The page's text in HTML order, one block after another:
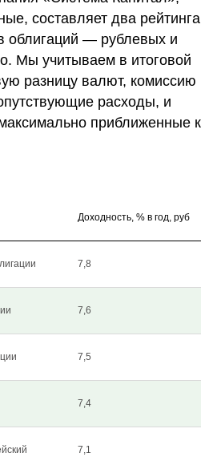
составляет два рейтинга
облигаций — рублевых и
Мы учитываем в итоговой
разницу валют, комиссию
расходы, и
приближенные к
Доходность, % в год, руб
7,8
7,6
7,5
7,4
7,1